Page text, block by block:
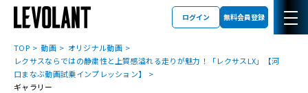
ログイン 無料会員登録
TOP 動画
オリジナル動画
レクサスならではの静粛性と上質感溢れる走りが魅力！「レクサスLX」【河
口まなぶ動画試乗インプレッション】
ギャラリー